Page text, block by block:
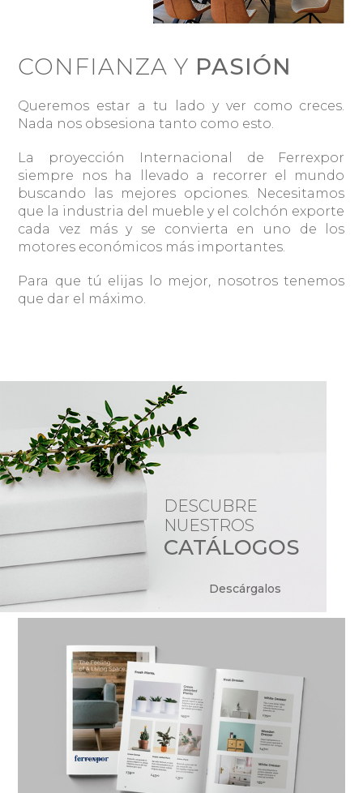
CONFIANZA Y PASIÓN
Queremos estar a tu lado y ver como creces.
Nada nos obsesiona tanto como esto.
La proyección Internacional de Ferrexpor
siempre nos ha llevado a recorrer el mundo
buscando las mejores opciones. Necesitamos
que la industria del mueble y el colchón exporte
cada vez más y se convierta en uno de los
motores económicos más importantes.
Para que tú elijas lo mejor, nosotros tenemos
que dar el máximo.
DESCUBRE
NUESTROS
CATÁLOGOS
Descárgalos